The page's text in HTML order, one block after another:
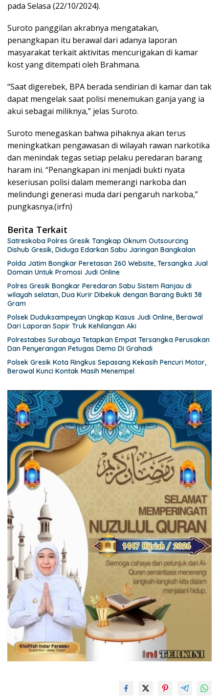
pada Selasa (22/10/2024).
Suroto panggilan akrabnya mengatakan,
penangkapan itu berawal dari adanya laporan
masyarakat terkait aktivitas mencurigakan di kamar
kost yang ditempati oleh Brahmana.
“Saat digerebek, BPA berada sendirian di kamar dan tak
dapat mengelak saat polisi menemukan ganja yang ia
akui sebagai miliknya,” jelas Suroto.
Suroto menegaskan bahwa pihaknya akan terus
meningkatkan pengawasan di wilayah rawan narkotika
dan menindak tegas setiap pelaku peredaran barang
haram ini. “Penangkapan ini menjadi bukti nyata
keseriusan polisi dalam memerangi narkoba dan
melindungi generasi muda dari pengaruh narkoba,”
pungkasnya.(irfn)
Berita Terkait
Satreskoba Polres Gresik Tangkap Oknum Outsourcing
Dishub Gresik, Diduga Edarkan Sabu Jaringan Bangkalan
Polda Jatim Bongkar Peretasan 260 Website, Tersangka Jual
Domain Untuk Promosi Judi Online
Polres Gresik Bongkar Peredaran Sabu Sistem Ranjau di
wilayah selatan, Dua Kurir Dibekuk dengan Barang Bukti 38
Gram
Polsek Duduksampeyan Ungkap Kasus Judi Online, Berawal
Dari Laporan Sopir Truk Kehilangan Aki
Polrestabes Surabaya Tetapkan Empat Tersangka Perusakan
Dan Penyerangan Petugas Demo Di Grahadi
Polsek Gresik Kota Ringkus Sepasang Kekasih Pencuri Motor,
Berawal Kunci Kontak Masih Menempel